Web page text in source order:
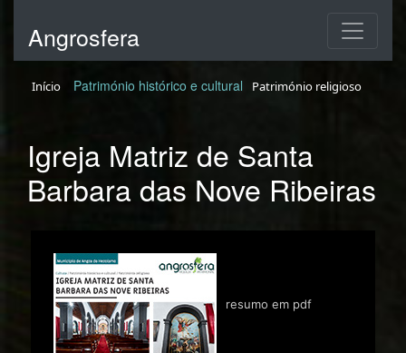
Angrosfera
Início Património histórico e cultural Património religioso
Igreja Matriz de Santa
Barbara das Nove Ribeiras
resumo em pdf